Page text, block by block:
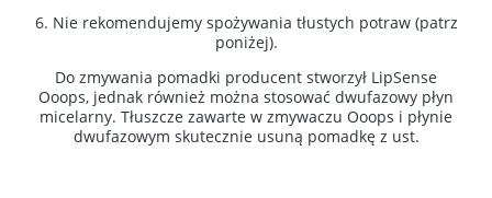
6. Nie rekomendujemy spożywania tłustych potraw (patrz
poniżej).
Do zmywania pomadki producent stworzył LipSense
Ooops, jednak również można stosować dwufazowy płyn
micelarny. Tłuszcze zawarte w zmywaczu Ooops i płynie
dwufazowym skutecznie usuną pomadkę z ust.